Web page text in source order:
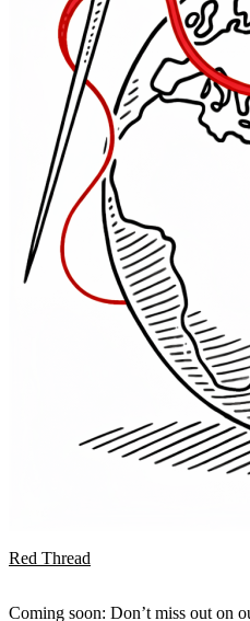
Red Thread
Coming soon: Don’t miss out on